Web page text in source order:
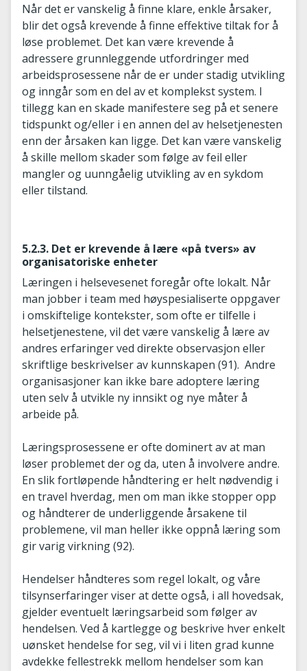
Når det er vanskelig å finne klare, enkle årsaker,
blir det også krevende å finne effektive tiltak for å
løse problemet. Det kan være krevende å
adressere grunnleggende utfordringer med
arbeidsprosessene når de er under stadig utvikling
og inngår som en del av et komplekst system. I
tillegg kan en skade manifestere seg på et senere
tidspunkt og/eller i en annen del av helsetjenesten
enn der årsaken kan ligge. Det kan være vanskelig
å skille mellom skader som følge av feil eller
mangler og uunngåelig utvikling av en sykdom
eller tilstand.
5.2.3. Det er krevende å lære «på tvers» av
organisatoriske enheter
Læringen i helsevesenet foregår ofte lokalt. Når
man jobber i team med høyspesialiserte oppgaver
i omskiftelige kontekster, som ofte er tilfelle i
helsetjenestene, vil det være vanskelig å lære av
andres erfaringer ved direkte observasjon eller
skriftlige beskrivelser av kunnskapen (91). Andre
organisasjoner kan ikke bare adoptere læring
uten selv å utvikle ny innsikt og nye måter å
arbeide på.
Læringsprosessene er ofte dominert av at man
løser problemet der og da, uten å involvere andre.
En slik fortløpende håndtering er helt nødvendig i
en travel hverdag, men om man ikke stopper opp
og håndterer de underliggende årsakene til
problemene, vil man heller ikke oppnå læring som
gir varig virkning (92).
Hendelser håndteres som regel lokalt, og våre
tilsynserfaringer viser at dette også, i all hovedsak,
gjelder eventuelt læringsarbeid som følger av
hendelsen. Ved å kartlegge og beskrive hver enkelt
uønsket hendelse for seg, vil vi i liten grad kunne
avdekke fellestrekk mellom hendelser som kan